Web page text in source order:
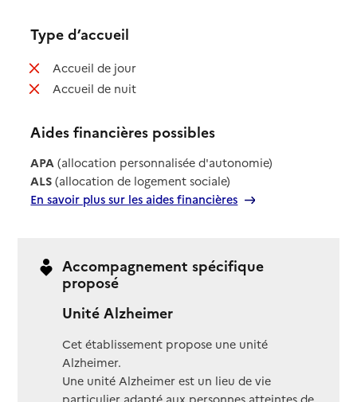
Type d’accueil
Accueil de jour: non disponible
Accueil de nuit: non disponible
Aides financières possibles
APA (allocation personnalisée d'autonomie)
ALS (allocation de logement sociale)
En savoir plus sur les aides financières
Accompagnement spécifique
proposé
Unité Alzheimer
Cet établissement propose une unité
Alzheimer.
Une unité Alzheimer est un lieu de vie